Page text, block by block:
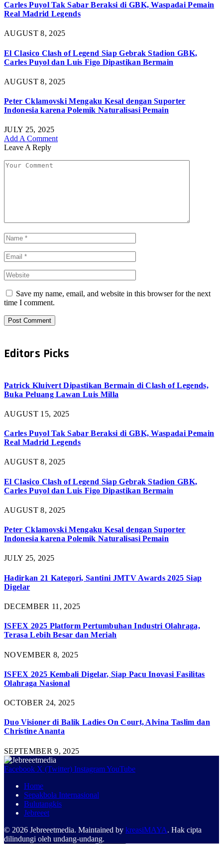
Carles Puyol Tak Sabar Beraksi di GBK, Waspadai Pemain
Real Madrid Legends
AUGUST 8, 2025
El Clasico Clash of Legend Siap Gebrak Stadion GBK,
Carles Puyol dan Luis Figo Dipastikan Bermain
AUGUST 8, 2025
Peter Cklamovski Mengaku Kesal dengan Suporter
Indonesia karena Polemik Naturalisasi Pemain
JULY 25, 2025
Add A Comment
Leave A Reply
Save my name, email, and website in this browser for the next
time I comment.
Editors Picks
Patrick Kluivert Dipastikan Bermain di Clash of Legends,
Buka Peluang Lawan Luis Milla
AUGUST 15, 2025
Carles Puyol Tak Sabar Beraksi di GBK, Waspadai Pemain
Real Madrid Legends
AUGUST 8, 2025
El Clasico Clash of Legend Siap Gebrak Stadion GBK,
Carles Puyol dan Luis Figo Dipastikan Bermain
AUGUST 8, 2025
Peter Cklamovski Mengaku Kesal dengan Suporter
Indonesia karena Polemik Naturalisasi Pemain
JULY 25, 2025
Hadirkan 21 Kategori, Santini JMTV Awards 2025 Siap
Digelar
DECEMBER 11, 2025
ISFEX 2025 Platform Pertumbuhan Industri Olahraga,
Terasa Lebih Besar dan Meriah
NOVEMBER 8, 2025
ISFEX 2025 Kembali Digelar, Siap Pacu Inovasi Fasilitas
Olahraga Nasional
OCTOBER 24, 2025
Duo Visioner di Balik Ladies On Court, Alvina Taslim dan
Christine Ananta
SEPTEMBER 9, 2025
Facebook X (Twitter) InstagramYouTube
Home
Sepakbola Internasional
Bulutangkis
Jebreeet
© 2026 Jebreeetmedia. Maintained by kreasiMAYA. Hak cipta
dilindungi oleh undang-undang.